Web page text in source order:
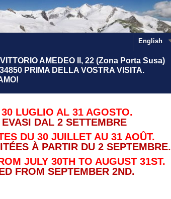
English
AMEDEO II, 22 (Zona Porta Susa)
PRIMA DELLA VOSTRA VISITA.
LUGLIO AL 31 AGOSTO.
DAL 2 SETTEMBRE
DU 30 JUILLET AU 31 AOÛT.
À PARTIR DU 2 SEPTEMBRE.
JULY 30TH TO AUGUST 31ST.
FROM SEPTEMBER 2ND.